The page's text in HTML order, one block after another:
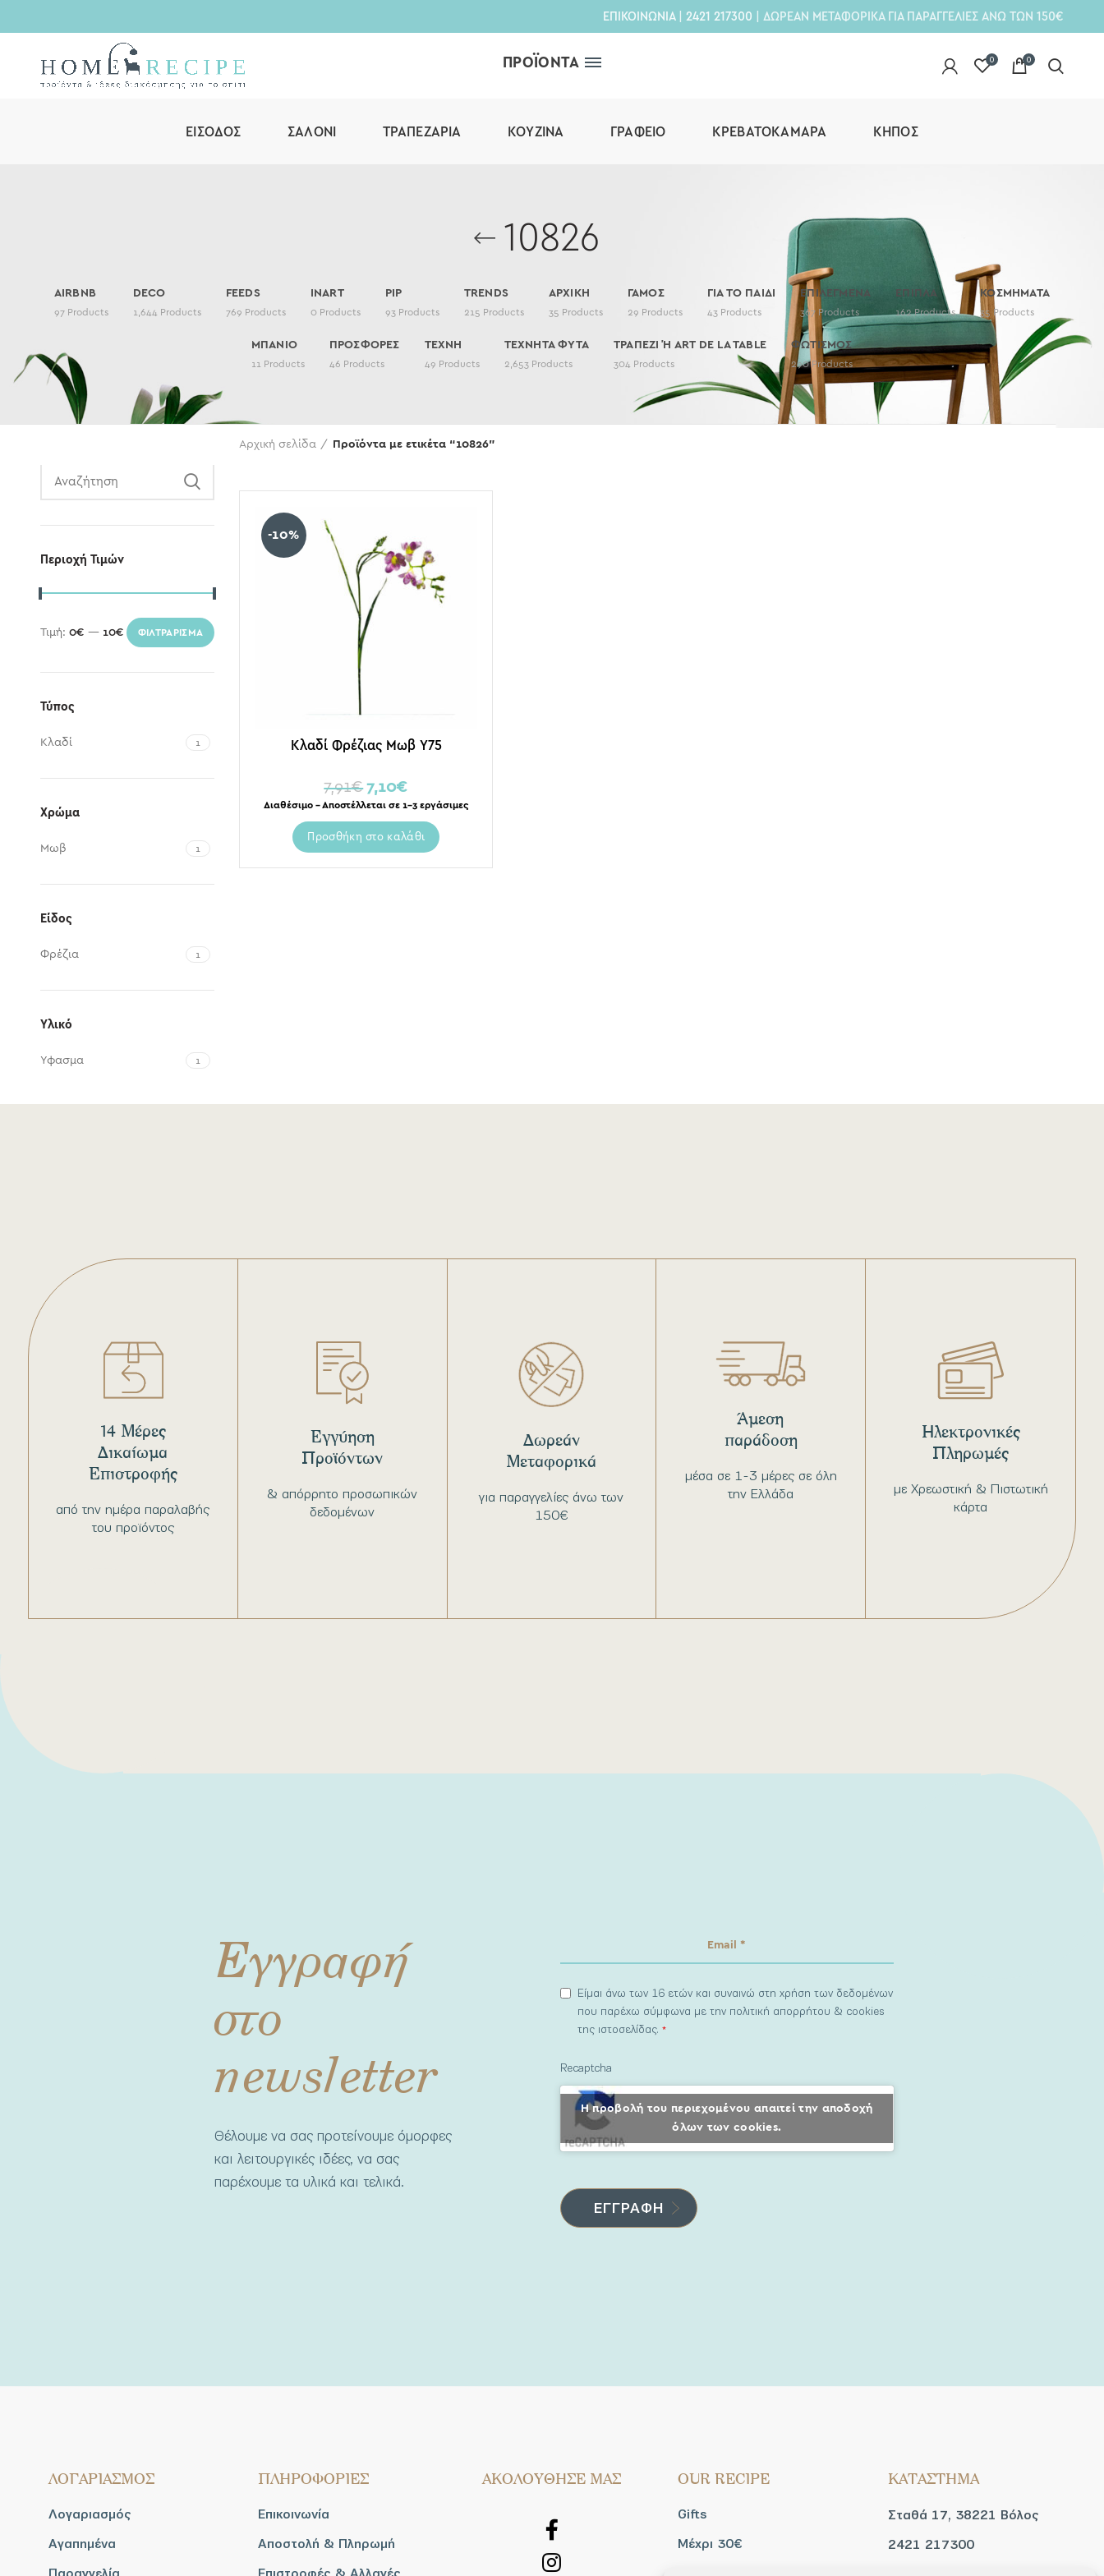
ΕΠΙΚΟΙΝΩΝΙΑ| 2421 217300 | ΔΩΡΕΑΝ ΜΕΤΑΦΟΡΙΚΑ ΓΙΑ ΠΑΡΑΓΓΕΛΙΕΣ ΑΝΩ ΤΩΝ 150€
ΠΡΟΪΟΝΤΑ 0 0
ΕΊΣΟΔΟΣ ΣΑΛΌΝΙ ΤΡΑΠΕΖΑΡΊΑ ΚΟΥΖΊΝΑ ΓΡΑΦΕΊΟ ΚΡΕΒΑΤΟΚΆΜΑΡΑ ΚΉΠΟΣ
10826
AIRBNB
97 Products
DECO
1,644 Products
FEEDS
769 Products
INART
0 Products
PIP
93 Products
TRENDS
215 Products
ΑΡΧΙΚΗ
35 Products
ΓΑΜΟΣ
29 Products
ΓΙΑ ΤΟ ΠΑΙΔΙ
43 Products
ΕΠΙΛΕΓΜΕΝΑ
367 Products
ΕΠΙΠΛΑ
162 Products
ΚΟΣΜΗΜΑΤΑ
35 Products
ΜΠΑΝΙΟ
11 Products
ΠΡΟΣΦΟΡΕΣ
46 Products
ΤΕΧΝΗ
49 Products
ΤΕΧΝΗΤΑ ΦΥΤΑ
2,653 Products
ΤΡΑΠΕΖΙ Ή ART DE LA TABLE
304 Products
ΦΩΤΙΣΜΟΣ
290 Products
Περιοχή Τιμών
ΦΙΛΤΡΆΡΙΣΜΑ
Τιμή: 0€ — 10€
Τύπος
Κλαδί 1
Χρώμα
Μωβ 1
Είδος
Φρέζια 1
Υλικό
Ύφασμα 1
Αρχική σελίδα Προϊόντα με ετικέτα “10826”
-10%
Κλαδί Φρέζιας Μωβ Υ75
7,91€ 7,10€
Διαθέσιμο – Αποστέλλεται σε 1-3 εργάσιμες
Προσθήκη στο καλάθι
από την ημέρα παραλαβής
του προϊόντος
14 Μέρες
Δικαίωμα
Επιστροφής
& απόρρητο προσωπικών
δεδομένων
Εγγύηση
Προϊόντων
για παραγγελίες άνω των
150€
Δωρεάν
Μεταφορικά
μέσα σε 1-3 μέρες σε όλη
την Ελλάδα
Άμεση
παράδοση
με Χρεωστική & Πιστωτική
κάρτα
Ηλεκτρονικές
Πληρωμές
Εγγραφή
στο
newsletter
Θέλουμε να σας προτείνουμε όμορφες
και λειτουργικές ιδέες, να σας
παρέχουμε τα υλικά και τελικά.
Είμαι άνω των 16 ετών και συναινώ στη χρήση των δεδομένων
που παρέχω σύμφωνα με την πολιτική απορρήτου & cookies
της ιστοσελίδας.*
Recaptcha
Η προβολή του περιεχομένου απαιτεί την αποδοχή
όλων των cookies.
ΛΟΓΑΡΙΑΣΜΟΣ
Λογαριασμός
Αγαπημένα
ΠΛΗΡΟΦΟΡΙΕΣ
Επικοινωνία
Αποστολή & Πληρωμή
AΚΟΛΟΥΘΗΣΕ ΜΑΣ OUR RECIPE
Gifts
Μέχρι 30€
ΚΑΤΑΣΤΗΜΑ
Σταθά 17, 38221 Βόλος
2421 217300